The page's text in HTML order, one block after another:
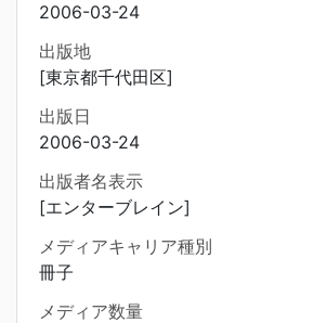
2006-03-24
出版地
[東京都千代田区]
出版日
2006-03-24
出版者名表示
[エンターブレイン]
メディアキャリア種別
冊子
メディア数量